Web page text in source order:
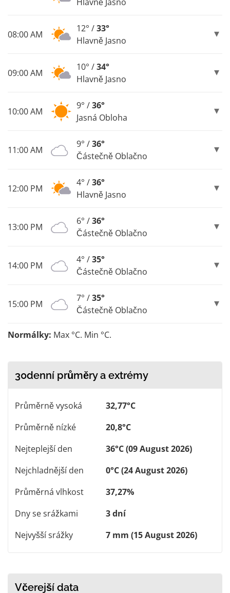
08:00 AM
12° /33°
Hlavně Jasno
09:00 AM
10° /34°
Hlavně Jasno
10:00 AM
9° /36°
Jasná Obloha
11:00 AM
9° /36°
Částečně Oblačno
12:00 PM
4° /36°
Hlavně Jasno
13:00 PM
6° /36°
Částečně Oblačno
14:00 PM
4° /35°
Částečně Oblačno
15:00 PM
7° /35°
Částečně Oblačno
Normálky: Max °C. Min °C.
30denní průměry a extrémy
Průměrně vysoká
32,77°C
Průměrně nízké
20,8°C
Nejteplejší den
36°C (09 August 2026)
Nejchladnější den
0°C (24 August 2026)
Průměrná vlhkost
37,27%
Dny se srážkami
3 dní
Nejvyšší srážky
7 mm (15 August 2026)
Včerejší data